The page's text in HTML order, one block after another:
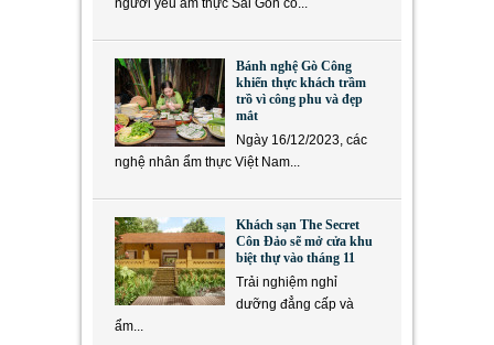
người yêu ẩm thực Sài Gòn có...
Bánh nghệ Gò Công
khiến thực khách trầm
trồ vì công phu và đẹp
mắt
Ngày 16/12/2023, các
nghệ nhân ẩm thực Việt Nam...
Khách sạn The Secret
Côn Đảo sẽ mở cửa khu
biệt thự vào tháng 11
Trải nghiệm nghỉ
dưỡng đẳng cấp và
ẩm...